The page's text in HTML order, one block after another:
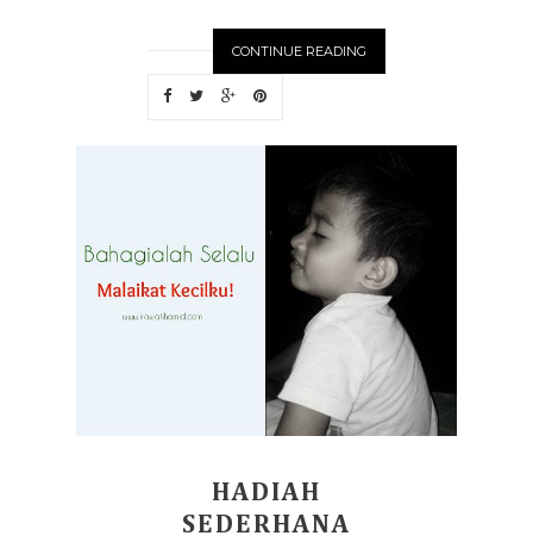
CONTINUE READING
HADIAH
SEDERHANA